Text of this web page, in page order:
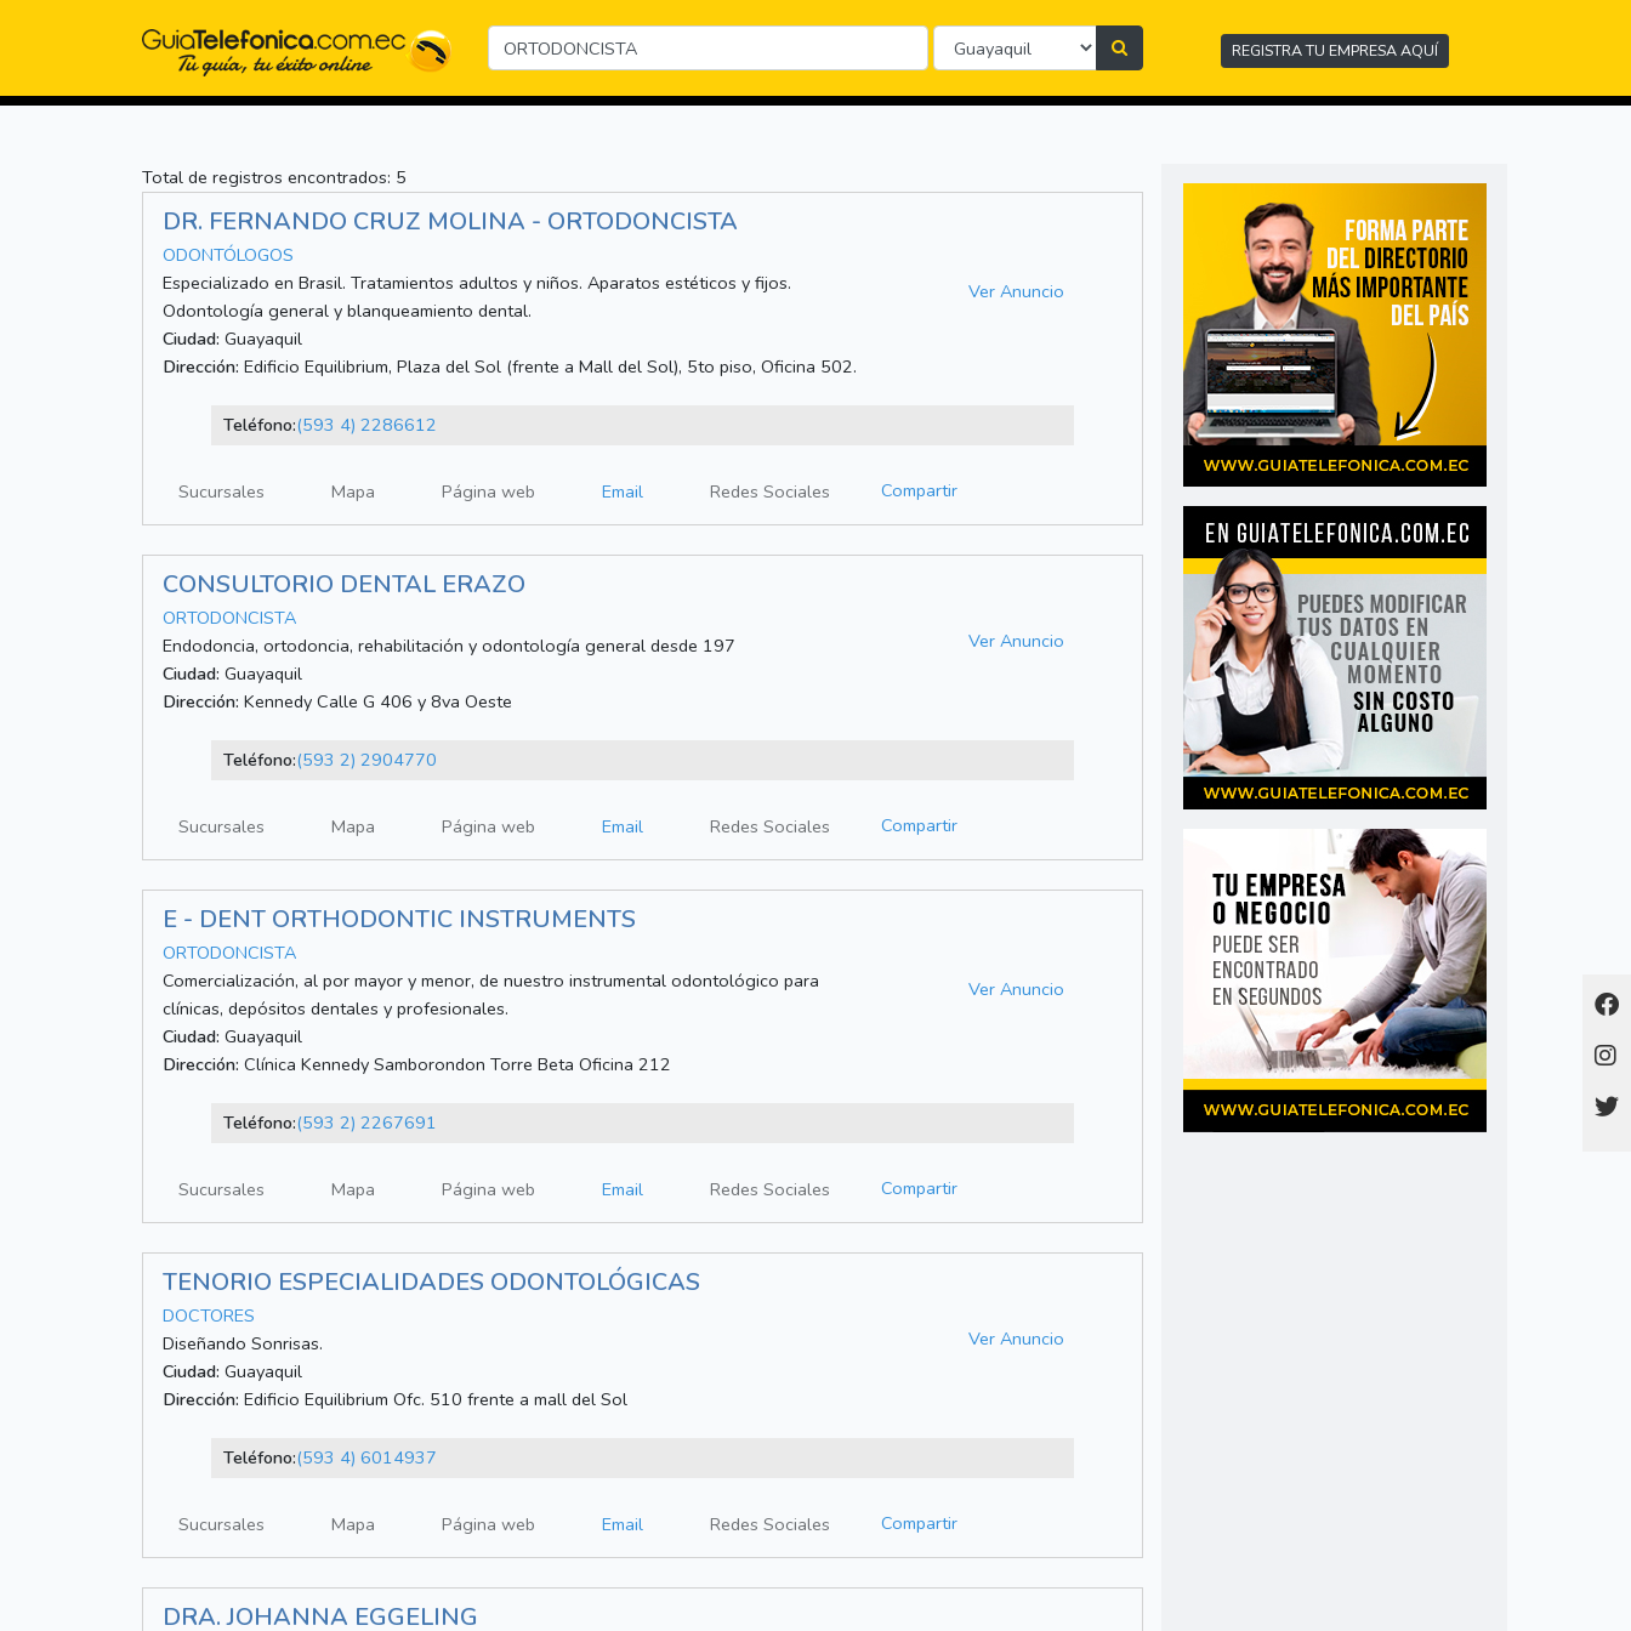
REGISTRA TU EMPRESA AQUÍ
Total de registros encontrados: 5
DR. FERNANDO CRUZ MOLINA - ORTODONCISTA
ODONTÓLOGOS
Especializado en Brasil. Tratamientos adultos y niños. Aparatos estéticos y fijos.
Odontología general y blanqueamiento dental.
Ciudad: Guayaquil
Dirección: Edificio Equilibrium, Plaza del Sol (frente a Mall del Sol), 5to piso, Oficina 502.
Ver Anuncio
Teléfono:(593 4) 2286612
Sucursales Mapa Página web Email Redes Sociales Compartir
CONSULTORIO DENTAL ERAZO
ORTODONCISTA
Endodoncia, ortodoncia, rehabilitación y odontología general desde 197
Ciudad: Guayaquil
Dirección: Kennedy Calle G 406 y 8va Oeste
Ver Anuncio
Teléfono:(593 2) 2904770
Sucursales Mapa Página web Email Redes Sociales Compartir
E - DENT ORTHODONTIC INSTRUMENTS
ORTODONCISTA
Comercialización, al por mayor y menor, de nuestro instrumental odontológico para
clínicas, depósitos dentales y profesionales.
Ciudad: Guayaquil
Dirección: Clínica Kennedy Samborondon Torre Beta Oficina 212
Ver Anuncio
Teléfono:(593 2) 2267691
Sucursales Mapa Página web Email Redes Sociales Compartir
TENORIO ESPECIALIDADES ODONTOLÓGICAS
DOCTORES
Diseñando Sonrisas.
Ciudad: Guayaquil
Dirección: Edificio Equilibrium Ofc. 510 frente a mall del Sol
Ver Anuncio
Teléfono:(593 4) 6014937
Sucursales Mapa Página web Email Redes Sociales Compartir
DRA. JOHANNA EGGELING